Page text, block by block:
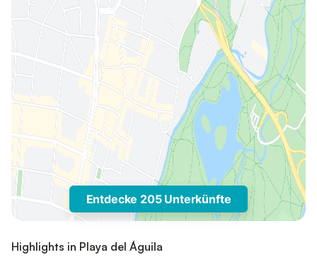
Entdecke 205 Unterkünfte
Highlights in Playa del Águila